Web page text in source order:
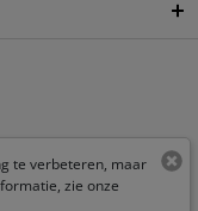
te verbeteren, maar
zie onze